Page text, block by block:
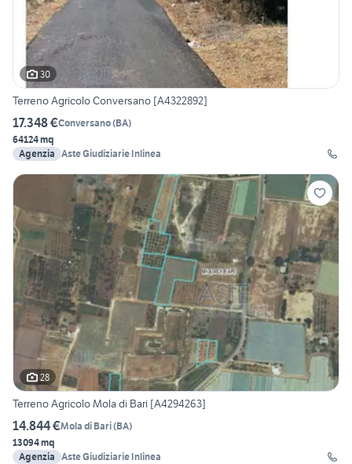
30
Terreno Agricolo Conversano [A4322892]
17.348 €Conversano(BA)
64124 mq
Agenzia Aste Giudiziarie Inlinea
28
Terreno Agricolo Mola di Bari [A4294263]
14.844 €Mola di Bari(BA)
13094 mq
Agenzia Aste Giudiziarie Inlinea